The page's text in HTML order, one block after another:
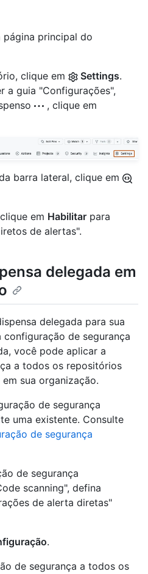
página principal do
clique em
Settings.
a guia "Configurações",
, clique em
barra lateral, clique em
em Habilitar para
de alertas".
delegada em
delegada para sua
de segurança
você pode aplicar a
a todos os repositórios
sua organização.
de segurança
uma existente. Consulte
de segurança
de segurança
scanning", defina
de alerta diretas"
.
de segurança a todos os